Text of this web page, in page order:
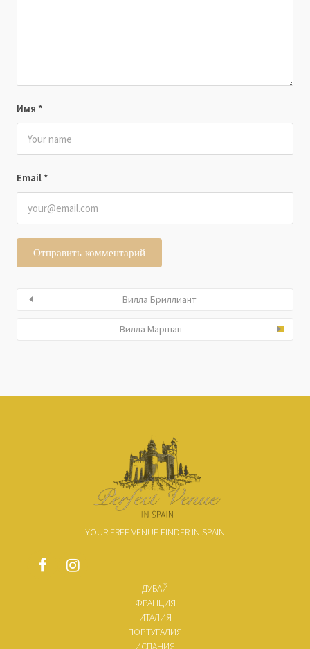
Имя *
Email *
Вилла Бриллиант
Вилла Маршан
YOUR FREE VENUE FINDER IN SPAIN
ДУБАЙ
ФРАНЦИЯ
ИТАЛИЯ
ПОРТУГАЛИЯ
ИСПАНИЯ